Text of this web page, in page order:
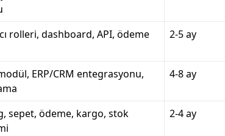
rolleri, dashboard, API, ödeme 2-5 ay
ERP/CRM entegrasyonu,
4-8 ay
sepet, ödeme, kargo, stok
2-4 ay